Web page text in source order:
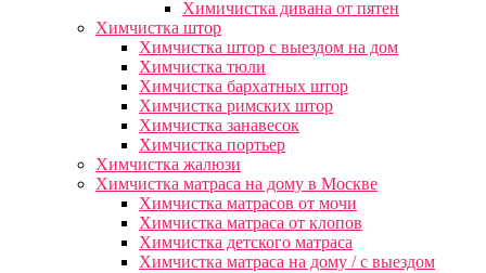
Химичистка дивана от пятен
Химчистка штор
Химчистка штор с выездом на дом
Химчистка тюли
Химчистка бархатных штор
Химчистка римских штор
Химчистка занавесок
Химчистка портьер
Химчистка жалюзи
Химчистка матраса на дому в Москве
Химчистка матрасов от мочи
Химчистка матраса от клопов
Химчистка детского матраса
Химчистка матраса на дому / с выездом